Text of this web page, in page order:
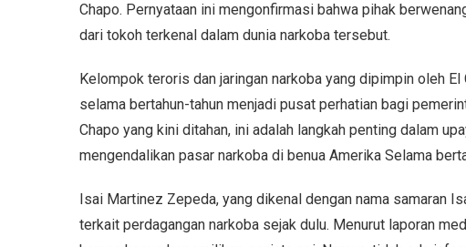
Chapo. Pernyataan ini mengonfirmasi bahwa pihak
dari tokoh terkenal dalam dunia narkoba tersebut.
Kelompok teroris dan jaringan narkoba yang dipimpin oleh
selama bertahun-tahun menjadi pusat perhatian bagi
Chapo yang kini ditahan, ini adalah langkah penting dalam
mengendalikan pasar narkoba di benua Amerika Selama
Isai Martinez Zepeda, yang dikenal dengan nama samaran
terkait perdagangan narkoba sejak dulu. Menurut laporan